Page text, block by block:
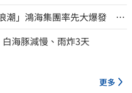
潮」鴻海集團率先大爆發 台
海豚減慢、雨炸3天
更多